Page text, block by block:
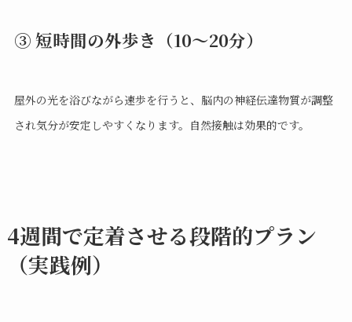
③ 短時間の外歩き（10〜20分）
屋外の光を浴びながら速歩を行うと、脳内の神経伝達物質が調整
され気分が安定しやすくなります。自然接触は効果的です。
4週間で定着させる段階的プラン
（実践例）